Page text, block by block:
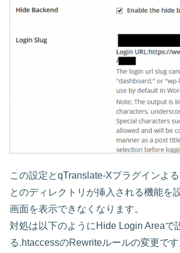
この設定とqTranslate-Xプラグインよ
とのディレクトリが挿入される機能を
画面を表示できなくなります。
対処は以下のようにHide Login Areaで
る.htaccessのRewriteルールの変更で